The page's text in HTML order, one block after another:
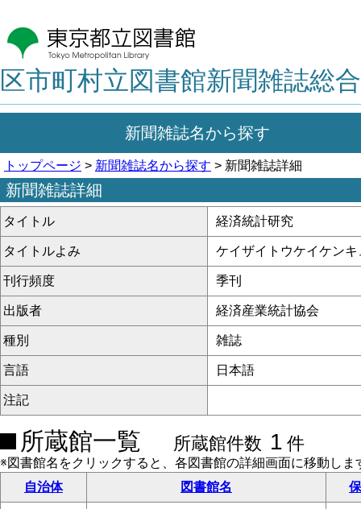
区市町村立図書館新聞雑誌総
新聞雑誌名から探す
トップページ > 新聞雑誌名から探す > 新聞雑誌詳細
新聞雑誌詳細
タイトル 経済統計研究
タイトルよみ ケイザイトウケイケンキ
刊行頻度 季刊
出版者 経済産業統計協会
種別 雑誌
言語 日本語
注記
所蔵館一覧 所蔵館件数 1 件
※図書館名をクリックすると、各図書館の詳細画面に移動しま
自治体
図書館名